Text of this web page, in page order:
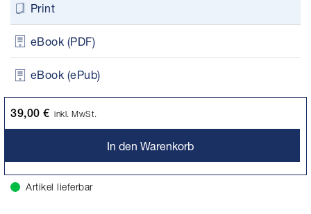
Print
eBook (PDF)
eBook (ePub)
39,00 € inkl. MwSt.
In den Warenkorb
Artikel lieferbar